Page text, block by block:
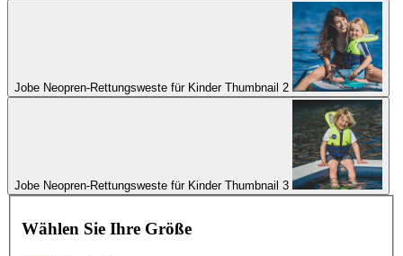
Jobe Neopren-Rettungsweste für Kinder Thumbnail 2
Jobe Neopren-Rettungsweste für Kinder Thumbnail 3
Wählen Sie Ihre Größe